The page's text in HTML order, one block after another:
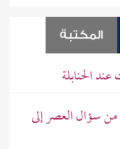
المكتبة
الحنابلة
من سؤال العصر إلى